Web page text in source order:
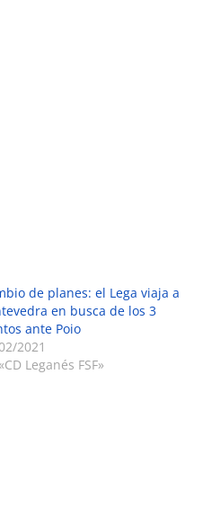
de planes: el Lega viaja a
en busca de los 3
ante Poio
2021
Leganés FSF»